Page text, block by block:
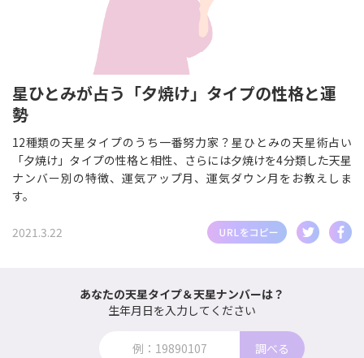
星ひとみが占う「夕焼け」タイプの性格と運
勢
12種類の天星タイプのうち一番努力家？星ひとみの天星術占い
「夕焼け」タイプの性格と相性、さらには夕焼けを4分類した天星
ナンバー別の特徴、運気アップ月、運気ダウン月をお教えしま
す。
2021.3.22
あなたの天星タイプ＆天星ナンバーは？
生年月日を入力してください
調べる